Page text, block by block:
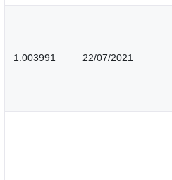
1.003991 22/07/2021